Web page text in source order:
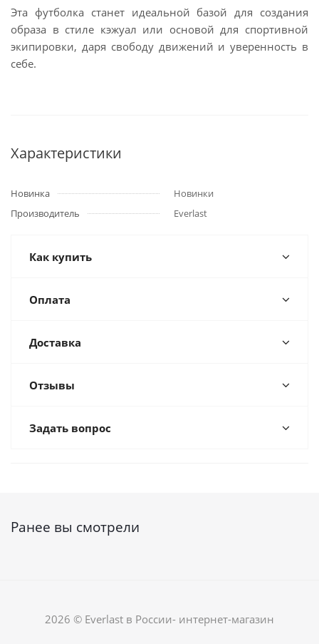
Эта футболка станет идеальной базой для создания
образа в стиле кэжуал или основой для спортивной
экипировки, даря свободу движений и уверенность в
себе.
Характеристики
Новинка
Новинки
Производитель
Everlast
Как купить
Оплата
Доставка
Отзывы
Задать вопрос
Ранее вы смотрели
2026 © Everlast в России- интернет-магазин